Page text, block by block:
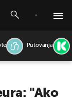
Putovanja
''Ako